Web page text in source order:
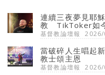
連續三夜夢見耶
教 TikToker如
基督教論壇報
當破碎人生唱起
教士頌主恩
基督教論壇報